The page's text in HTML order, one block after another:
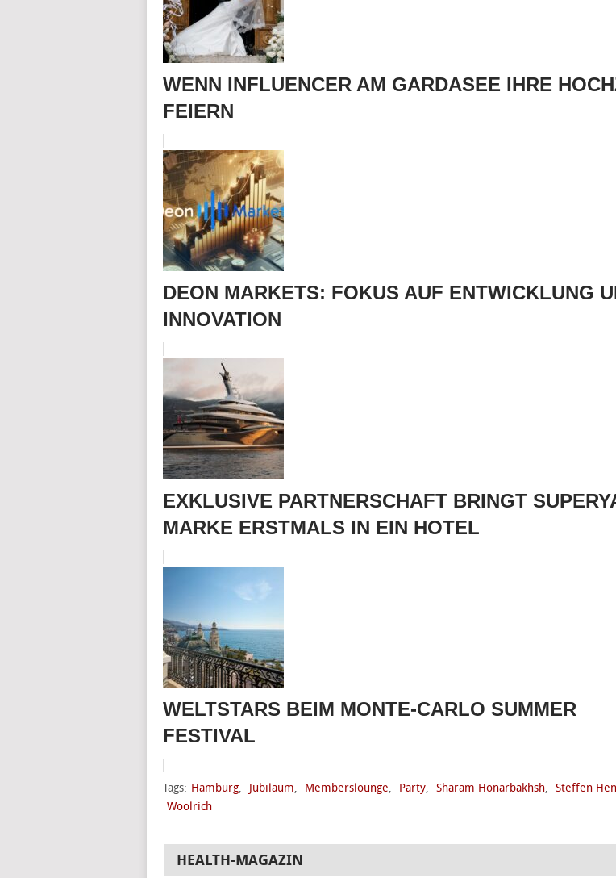
WENN INFLUENCER AM GARDASEE IHRE
FEIERN
DEON MARKETS: FOKUS AUF ENTWICKLUNG
INNOVATION
EXKLUSIVE PARTNERSCHAFT BRINGT
MARKE ERSTMALS IN EIN HOTEL
WELTSTARS BEIM MONTE-CARLO SUMMER
FESTIVAL
Tags: Hamburg, Jubiläum, Memberslounge, Party, Sharam Honarbakhsh, Steffen
Woolrich
HEALTH-MAGAZIN